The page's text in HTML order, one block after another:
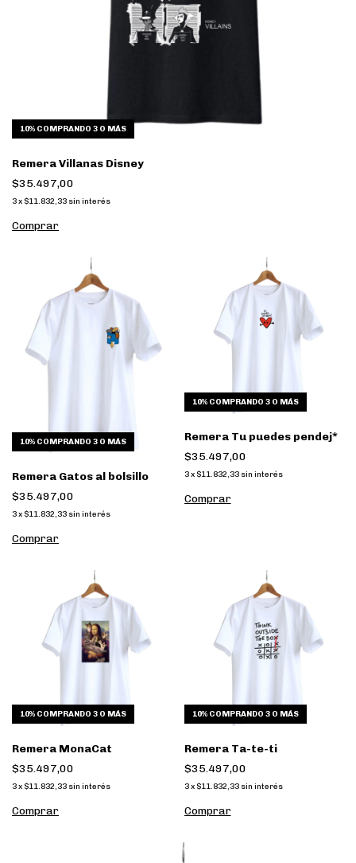
10% COMPRANDO 3 O MÁS
Remera Villanas Disney
$35.497,00
3x $11.832,33 sin interés
Comprar
10% COMPRANDO 3 O MÁS
Remera Gatos al bolsillo
$35.497,00
3x $11.832,33 sin interés
Comprar
10% COMPRANDO 3 O MÁS
Remera Tu puedes pendej*
$35.497,00
3 x $11.832,33 sin interés
Comprar
10% COMPRANDO 3 O MÁS
Remera MonaCat
$35.497,00
3x $11.832,33 sin interés
Comprar
10% COMPRANDO 3 O MÁS
Remera Ta-te-ti
$35.497,00
3 x $11.832,33 sin interés
Comprar